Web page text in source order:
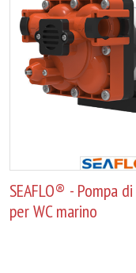
SEAFLO® - Pompa
per WC marino